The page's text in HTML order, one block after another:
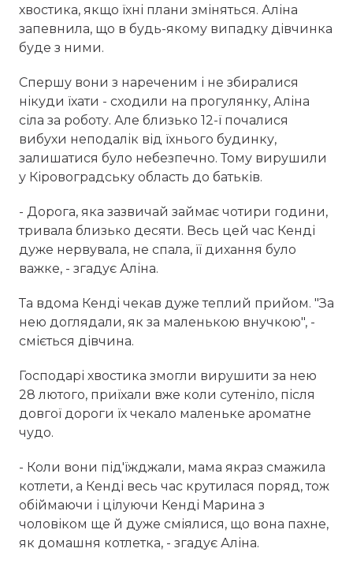
хвостика, якщо їхні плани зміняться. Аліна
запевнила, що в будь-якому випадку дівчинка
буде з ними.
Спершу вони з нареченим і не збиралися
нікуди їхати - сходили на прогулянку, Аліна
сіла за роботу. Але близько 12-ї почалися
вибухи неподалік від їхнього будинку,
залишатися було небезпечно. Тому вирушили
у Кіровоградську область до батьків.
- Дорога, яка зазвичай займає чотири години,
тривала близько десяти. Весь цей час Кенді
дуже нервувала, не спала, її дихання було
важке, - згадує Аліна.
Та вдома Кенді чекав дуже теплий прийом. "За
нею доглядали, як за маленькою внучкою", -
сміється дівчина.
Господарі хвостика змогли вирушити за нею
28 лютого, приїхали вже коли сутеніло, після
довгої дороги їх чекало маленьке ароматне
чудо.
- Коли вони під'їжджали, мама якраз смажила
котлети, а Кенді весь час крутилася поряд, тож
обіймаючи і цілуючи Кенді Марина з
чоловіком ще й дуже сміялися, що вона пахне,
як домашня котлетка, - згадує Аліна.